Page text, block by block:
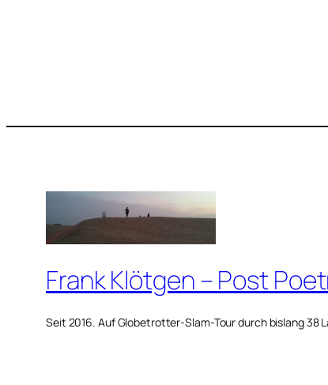
Frank Klötgen – Post
Seit 2016. Auf Globetrotter-Slam-Tour durch bislang 38